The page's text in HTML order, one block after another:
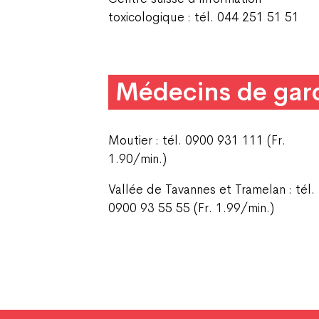
toxicologique : tél. 044 251 51 51
Médecins de
Moutier : tél. 0900 931 111 (Fr.
1.90/min.)
Vallée de Tavannes et Tramelan : tél.
0900 93 55 55 (Fr. 1.99/min.)